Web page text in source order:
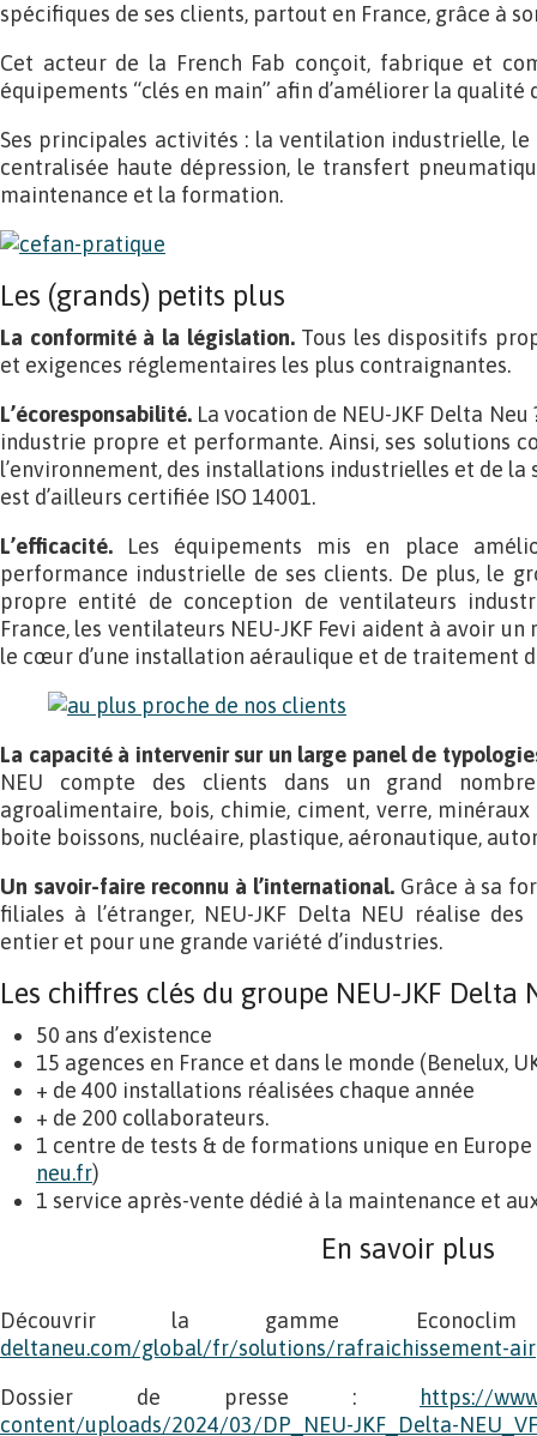
spécifiques de ses clients, partout en France, grâce à
Cet acteur de la French Fab conçoit, fabrique et
équipements “clés en main” afin d’améliorer la qualité
Ses principales activités : la ventilation industrielle, le
centralisée haute dépression, le transfert
maintenance et la formation.
Les (grands) petits plus
La conformité à la législation.Tous les dispositifs
et exigences réglementaires les plus contraignantes.
L’écoresponsabilité. La vocation de NEU-JKF Delta Neu
industrie propre et performante. Ainsi, ses solutions
l’environnement, des installations industrielles et de la
est d’ailleurs certifiée ISO 14001.
L’efficacité. Les équipements mis en place
performance industrielle de ses clients. De plus, le
propre entité de conception de ventilateurs
France, les ventilateurs NEU-JKF Fevi aident à avoir
le cœur d’une installation aéraulique et de traitement
La capacité à intervenir sur un large panel de
NEU compte des clients dans un grand
agroalimentaire, bois, chimie, ciment, verre,
boite boissons, nucléaire, plastique, aéronautique,
Un savoir-faire reconnu à l’international.Grâce à sa
filiales à l’étranger, NEU-JKF Delta NEU réalise
entier et pour une grande variété d’industries.
Les chiffres clés du groupe NEU-JKF Delta
50 ans d’existence
15 agences en France et dans le monde (Benelux,
+ de 400 installations réalisées chaque année
+ de 200 collaborateurs.
1 centre de tests & de formations unique en Europe
neu.fr)
1 service après-vente dédié à la maintenance et
En savoir plus
Découvrir la gamme
deltaneu.com/global/fr/solutions/rafraichissement-air
Dossier de presse :
https://
content/uploads/2024/03/DP_NEU-JKF_Delta-